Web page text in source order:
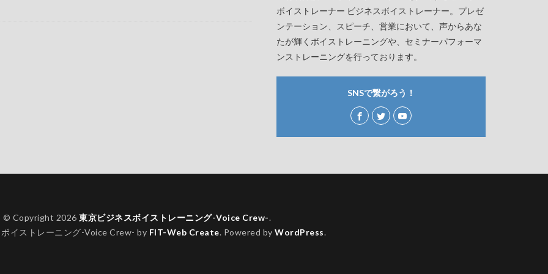
ボイストレーナー ビジネスボイストレーナー。プレゼ
ンテーション、スピーチ、営業において、声からあな
たが輝くボイストレーニングや、セミナーパフォーマ
ンストレーニングを行っております。
SNSで繋がろう！
© Copyright 2026東京ビジネスボイストレーニング-Voice Crew-.
イストレーニング-Voice Crew- by FIT-Web Create. Powered by WordPress.